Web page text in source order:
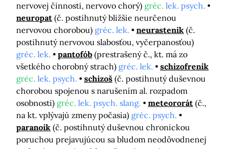
nervovej činnosti, nervovo chorý) gréc. lek. psych.
neuropat (č. postihnutý bližšie neurčenou
nervovou chorobou) gréc. lek. neurastenik (č.
postihnutý nervovou slabosťou, vyčerpanosťou)
gréc. lek.
pantofób (prestrašený č., kt. má zo
všetkého chorobný strach) gréc. lek.
schizofrenik
gréc. lek. psych. schizoš (č. postihnutý duševnou
chorobou spojenou s narušením al. rozpadom
osobnosti) gréc. lek. psych. slang. meteororát (č.,
na kt. vplývajú zmeny počasia) gréc. psych.
paranoik (č. postihnutý duševnou chronickou
poruchou prejavujúcou sa bludom neodôvodnenej